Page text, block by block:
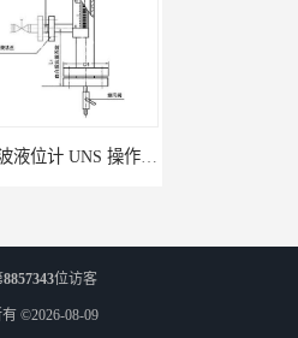
fmu90超声波液位计 UNS 操作简单
8857343位访客
©2026-08-09